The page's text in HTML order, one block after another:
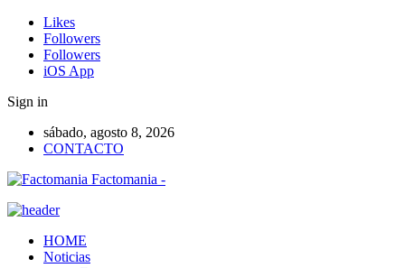
Likes
Followers
Followers
iOS App
Sign in
sábado, agosto 8, 2026
CONTACTO
Factomania -
HOME
Noticias